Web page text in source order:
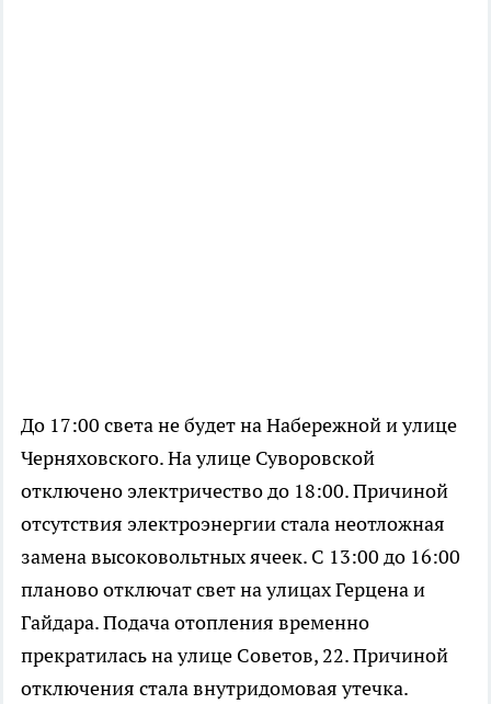
До 17:00 света не будет на Набережной и улице
Черняховского. На улице Суворовской
отключено электричество до 18:00. Причиной
отсутствия электроэнергии стала неотложная
замена высоковольтных ячеек. С 13:00 до 16:00
планово отключат свет на улицах Герцена и
Гайдара. Подача отопления временно
прекратилась на улице Советов, 22. Причиной
отключения стала внутридомовая утечка.